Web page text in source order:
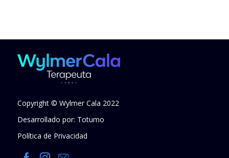
Copyright © Wylmer Cala 2022
Desarrollado por: Totumo
Política de Privacidad